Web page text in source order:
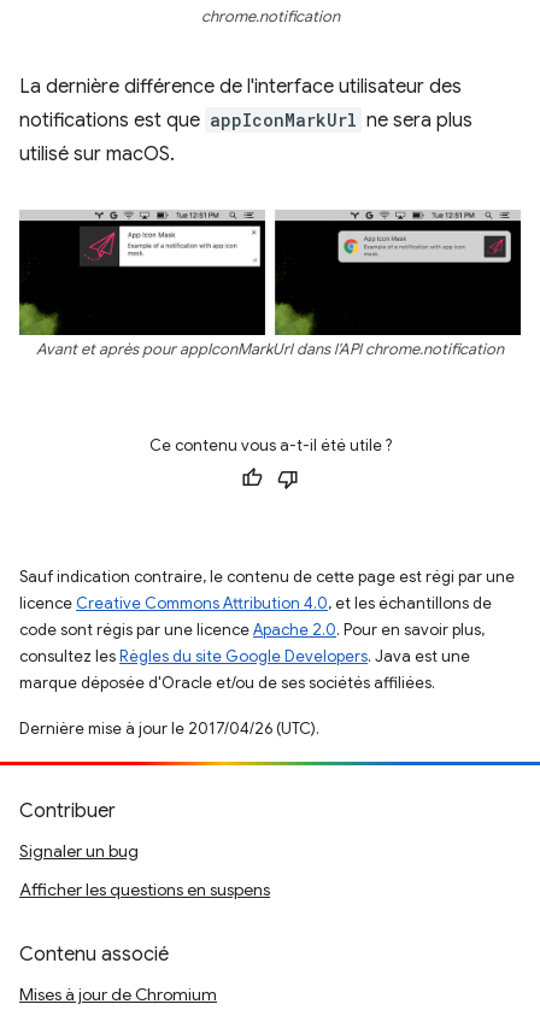
chrome.notification
La dernière différence de l'interface utilisateur des
notifications est que appIconMarkUrl ne sera plus
utilisé sur macOS.
Avant et après pour appIconMarkUrl dans l'API chrome.notification
Ce contenu vous a-t-il été utile ?
Sauf indication contraire, le contenu de cette page est régi par une
licence Creative Commons Attribution 4.0, et les échantillons de
code sont régis par une licenceApache 2.0. Pour en savoir plus,
consultez lesRègles du site Google Developers. Java est une
marque déposée d'Oracle et/ou de ses sociétés affiliées.
Dernière mise à jour le 2017/04/26 (UTC).
Contribuer
Signaler un bug
Afficher les questions en suspens
Contenu associé
Mises à jour de Chromium